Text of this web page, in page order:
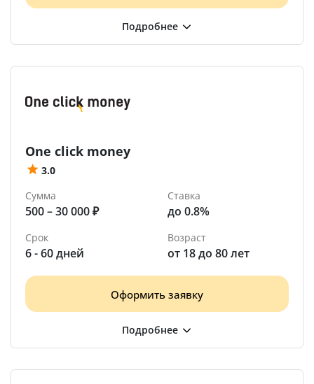
One click money
3.0
Сумма
500 – 30 000 ₽
Ставка
до 0.8%
Срок
6 - 60 дней
Возраст
от 18 до 80 лет
Оформить заявку